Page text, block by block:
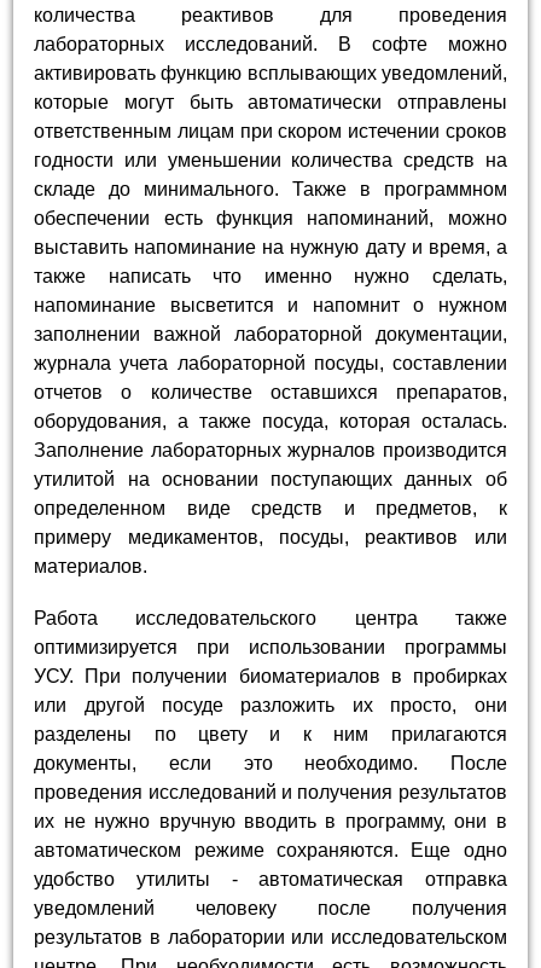
количества реактивов для проведения
лабораторных исследований. В софте можно
активировать функцию всплывающих уведомлений,
которые могут быть автоматически отправлены
ответственным лицам при скором истечении сроков
годности или уменьшении количества средств на
складе до минимального. Также в программном
обеспечении есть функция напоминаний, можно
выставить напоминание на нужную дату и время, а
также написать что именно нужно сделать,
напоминание высветится и напомнит о нужном
заполнении важной лабораторной документации,
журнала учета лабораторной посуды, составлении
отчетов о количестве оставшихся препаратов,
оборудования, а также посуда, которая осталась.
Заполнение лабораторных журналов производится
утилитой на основании поступающих данных об
определенном виде средств и предметов, к
примеру медикаментов, посуды, реактивов или
материалов.
Работа исследовательского центра также
оптимизируется при использовании программы
УСУ. При получении биоматериалов в пробирках
или другой посуде разложить их просто, они
разделены по цвету и к ним прилагаются
документы, если это необходимо. После
проведения исследований и получения результатов
их не нужно вручную вводить в программу, они в
автоматическом режиме сохраняются. Еще одно
удобство утилиты - автоматическая отправка
уведомлений человеку после получения
результатов в лаборатории или исследовательском